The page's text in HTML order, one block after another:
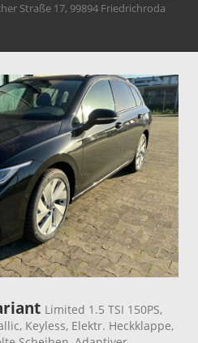
Straße 17, 99894 Friedrichroda
Limited 1.5 TSI 150PS,
Keyless, Elektr. Heckklappe,